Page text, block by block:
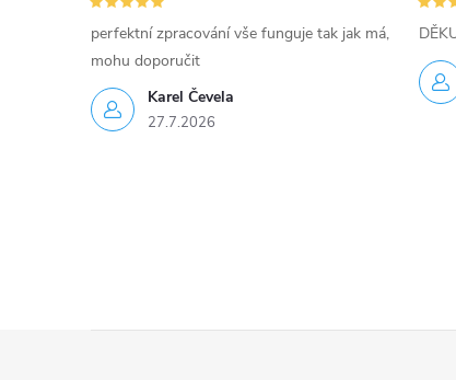
k
y
v
u
Karel Čevela
27.7.2026
perfektní zpracování vše funguje tak jak má,
mohu doporučit